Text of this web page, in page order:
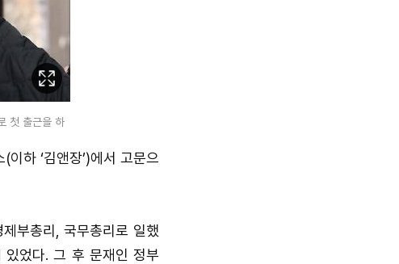
이
미
지
첫 출근을 하
하 ‘김앤장’)에서 고문으
부총리, 국무총리로 일했
있었다. 그 후 문재인 정부